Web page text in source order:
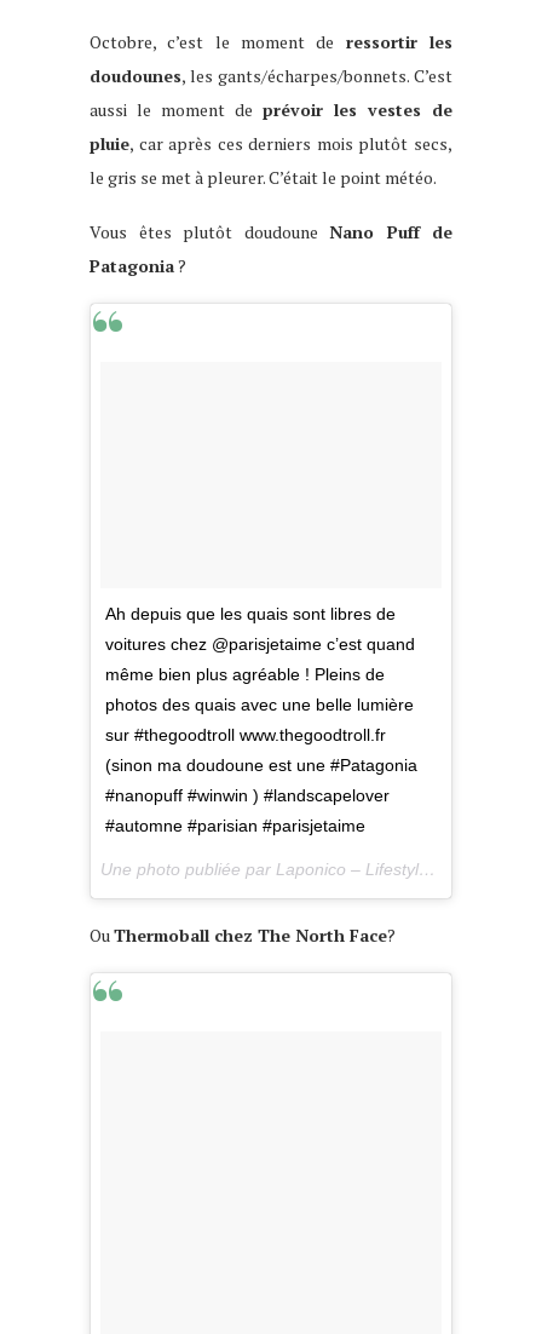
Octobre, c’est le moment de ressortir les
doudounes, les gants/écharpes/bonnets. C’est
aussi le moment de prévoir les vestes de
pluie, car après ces derniers mois plutôt secs,
le gris se met à pleurer. C’était le point météo.
Vous êtes plutôt doudoune Nano Puff de
Patagonia?
Ah depuis que les quais sont libres de
voitures chez @parisjetaime c’est quand
même bien plus agréable ! Pleins de
photos des quais avec une belle lumière
sur #thegoodtroll www.thegoodtroll.fr
(sinon ma doudoune est une #Patagonia
#nanopuff #winwin ) #landscapelover
#automne #parisian #parisjetaime
Une photo publiée par Laponico – Lifestyle & Outdoor (@laponico) le
OuThermoball chez The North Face?